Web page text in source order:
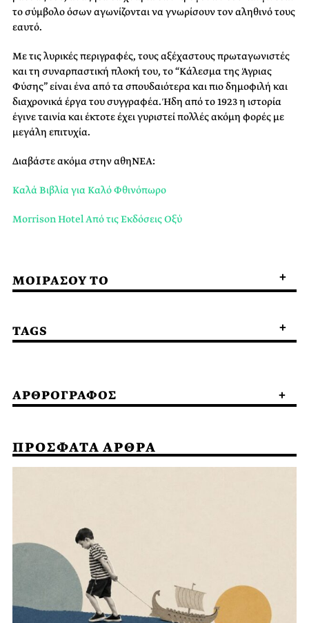
το σύμβολο όσων αγωνίζονται να γνωρίσουν τον αληθινό τους
εαυτό.
Με τις λυρικές περιγραφές, τους αξέχαστους πρωταγωνιστές
και τη συναρπαστική πλοκή του, το “Κάλεσμα της Άγριας
Φύσης” είναι ένα από τα σπουδαιότερα και πιο δημοφιλή και
διαχρονικά έργα του συγγραφέα. Ήδη από το 1923 η ιστορία
έγινε ταινία και έκτοτε έχει γυριστεί πολλές ακόμη φορές με
μεγάλη επιτυχία.
Διαβάστε ακόμα στην αθηΝΕΑ:
Καλά Βιβλία για Καλό Φθινόπωρο
Morrison Hotel Από τις Εκδόσεις Οξύ
ΜΟΙΡΑΣΟΥ ΤΟ
TAGS
ΑΡΘΡΟΓΡΑΦΟΣ
ΠΡΟΣΦΑΤΑ ΑΡΘΡΑ